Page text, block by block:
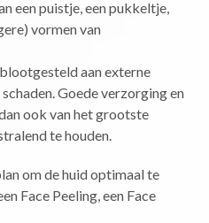
een puistje, een pukkeltje,
vormen van
aan externe
Goede verzorging en
ook van het grootste
te houden.
om de huid optimaal te
Face Peeling, een Face